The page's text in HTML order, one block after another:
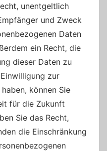
unentgeltlich
und Zweck
Daten
ein Recht, die
dieser Daten zu
zur
können Sie
für die Zukunft
Sie das Recht,
die Einschränkung